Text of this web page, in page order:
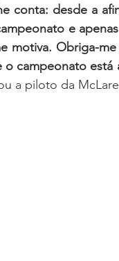
conta: desde a
e
motiva. Obriga-
campeonato
a piloto da